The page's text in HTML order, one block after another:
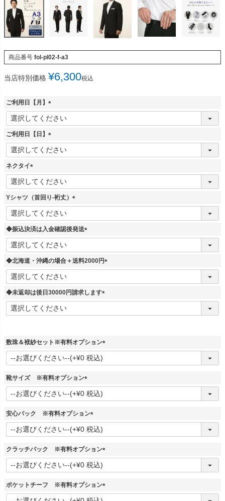
商品番号 fol-pl02-f-a3
当店特別価格 ¥6,300税込
ご利用日【月】
(
必
須
ご利用日【日】
(
必
ネクタイ
(
必
須
Yシャツ（首回り-裄丈）
(
須
◆振込決済は入金確認後発送
(
須
◆北海道・沖縄の場合＋送料2000円
(
◆未返却は後日30000円請求します
(
数珠＆袱紗セット※有料オプション
(
靴サイズ ※有料オプション
(
必
)
安心パック ※有料オプション
(
必
)
クラッチバック ※有料オプション
(
)
ポケットチーフ ※有料オプション
(